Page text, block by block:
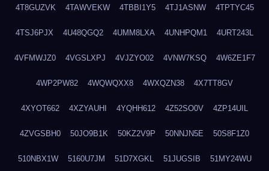
4T8GUZVK 4TAWVEKW 4TBBI1Y5 4TJ1ASNW 4TPTYC45
4TSJ6PJX 4U48QGQ2 4UMM8LXA 4UNHPQM1 4URT243L
4VFMWJZ0 4VGSLXPJ 4VJZYO02 4VNW7KSQ 4W6ZE1F7
4WP2PW82 4WQWQXX8 4WXQZN38 4X7TT8GV
4XYOT662 4XZYAUHI 4YQHH612 4Z52SO0V 4ZP14UIL
4ZVGSBH0 50JO9B1K 50KZ2V9P 50NNJN5E 50S8F1Z0
510NBX1W 5160U7JM 51D7XGKL 51JUGSIB 51MY24WU